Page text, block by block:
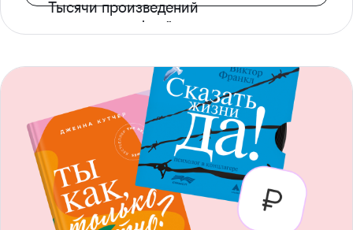
Тысячи произведений
с доступом офлайн